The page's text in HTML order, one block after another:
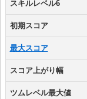
スキルレベル6
初期スコア
最大スコア
スコア上がり幅
ツムレベル最大値